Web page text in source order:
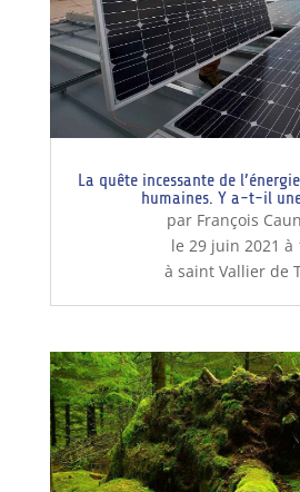
La quête incessante de
humaines. Y a-t-il
par François
le 29 juin 2021 à
à saint Vallier de